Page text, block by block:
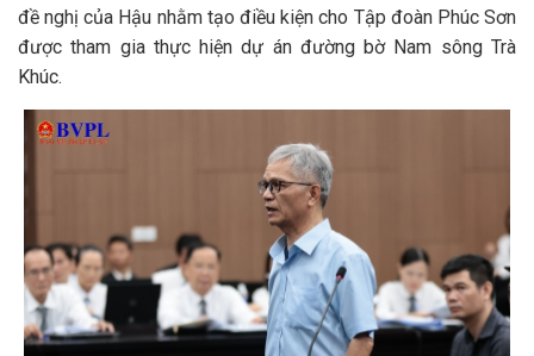
đề nghị của Hậu nhằm tạo điều kiện cho Tập đoàn Phúc Sơn
được tham gia thực hiện dự án đường bờ Nam sông Trà
Khúc.